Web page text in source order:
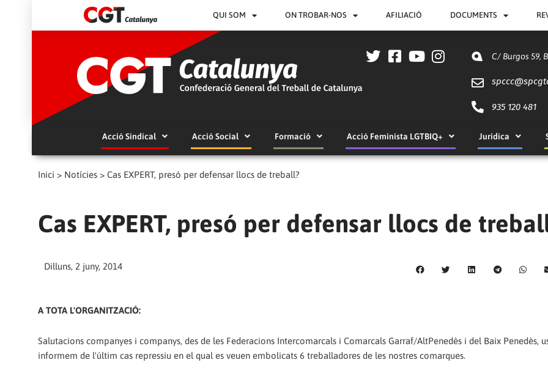
QUI SOM ON TROBAR-NOS AFILIACIÓ DOCUMENTS
C/ Burgos 59,
spccc@
935 120 481
Acció Sindical Acció Social Formació Acció Feminista LGTBIQ+ Jurídica
Inici > Notícies > Cas EXPERT, presó per defensar llocs de treball?
Cas EXPERT, presó per defensar llocs de
Dilluns, 2 juny, 2014
A TOTA L'ORGANITZACIÓ:
Salutacions companyes i companys, des de les Federacions Intercomarcals i Comarcals Garraf/AltPenedès i del Baix Penedès,
informem de l'últim cas repressiu en el qual es veuen embolicats 6 treballadores de les nostres comarques.